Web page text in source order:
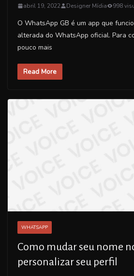
abril 19, 2022 Designer Mídia 998
O WhatsApp GB é um app que
alterada do WhatsApp oficial. Para
pouco mais
Read More
WHATSAPP
Como mudar seu nome
personalizar seu perfil